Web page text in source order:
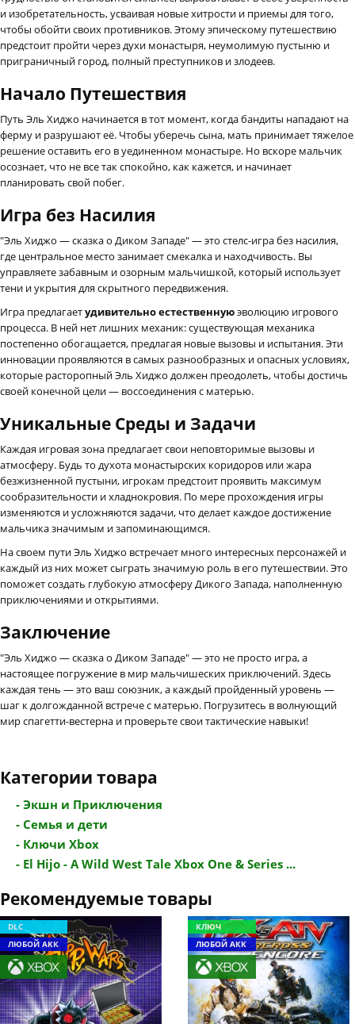
и изобретательность, усваивая новые хитрости и приемы для того,
чтобы обойти своих противников. Этому эпическому путешествию
предстоит пройти через духи монастыря, неумолимую пустыню и
приграничный город, полный преступников и злодеев.
Начало Путешествия
Путь Эль Хиджо начинается в тот момент, когда бандиты нападают на
ферму и разрушают её. Чтобы уберечь сына, мать принимает тяжелое
решение оставить его в уединенном монастыре. Но вскоре мальчик
осознает, что не все так спокойно, как кажется, и начинает
планировать свой побег.
Игра без Насилия
"Эль Хиджо — сказка о Диком Западе" — это стелс-игра без насилия,
где центральное место занимает смекалка и находчивость. Вы
управляете забавным и озорным мальчишкой, который использует
тени и укрытия для скрытного передвижения.
Игра предлагаетудивительно естественнуюэволюцию игрового
процесса. В ней нет лишних механик: существующая механика
постепенно обогащается, предлагая новые вызовы и испытания. Эти
инновации проявляются в самых разнообразных и опасных условиях,
которые расторопный Эль Хиджо должен преодолеть, чтобы достичь
своей конечной цели — воссоединения с матерью.
Уникальные Среды и Задачи
Каждая игровая зона предлагает свои неповторимые вызовы и
атмосферу. Будь то духота монастырских коридоров или жара
безжизненной пустыни, игрокам предстоит проявить максимум
сообразительности и хладнокровия. По мере прохождения игры
изменяются и усложняются задачи, что делает каждое достижение
мальчика значимым и запоминающимся.
На своем пути Эль Хиджо встречает много интересных персонажей и
каждый из них может сыграть значимую роль в его путешествии. Это
поможет создать глубокую атмосферу Дикого Запада, наполненную
приключениями и открытиями.
Заключение
"Эль Хиджо — сказка о Диком Западе" — это не просто игра, а
настоящее погружение в мир мальчишеских приключений. Здесь
каждая тень — это ваш союзник, а каждый пройденный уровень —
шаг к долгожданной встрече с матерью. Погрузитесь в волнующий
мир спагетти-вестерна и проверьте свои тактические навыки!
Категории товара
- Экшн и Приключения
- Семья и дети
- Ключи Xbox
- El Hijo - A Wild West Tale Xbox One & Series ...
Рекомендуемые товары
DLC
ЛЮБОЙ АКК
КЛЮЧ
ЛЮБОЙ АКК